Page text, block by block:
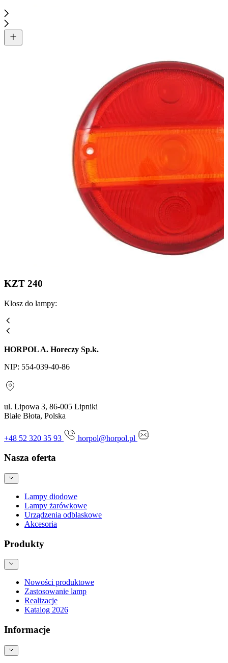
KZT 240
Klosz do lampy:
HORPOL A. Horeczy Sp.k.
NIP: 554-039-40-86
ul. Lipowa 3, 86-005 Lipniki
Białe Błota, Polska
+48 52 320 35 93 horpol@horpol.pl
Nasza oferta
Lampy diodowe
Lampy żarówkowe
Urządzenia odblaskowe
Akcesoria
Produkty
Nowości produktowe
Zastosowanie lamp
Realizacje
Katalog 2026
Informacje